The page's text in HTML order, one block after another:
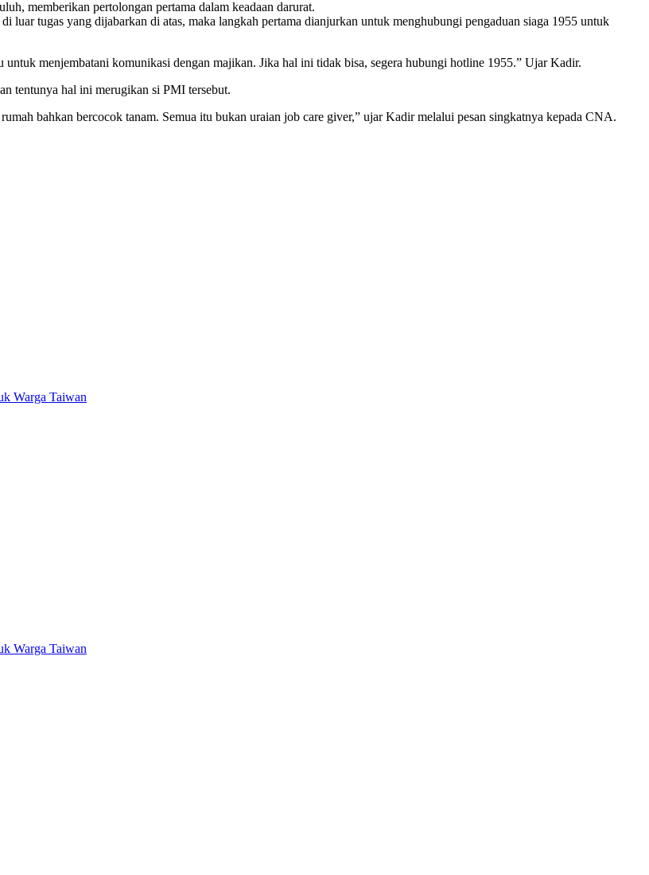
memberikan pertolongan pertama dalam keadaan darurat.
tugas yang dijabarkan di atas, maka langkah pertama dianjurkan untuk menghubungi pengaduan siaga 1955 untuk
menjembatani komunikasi dengan majikan. Jika hal ini tidak bisa, segera hubungi hotline 1955.” Ujar Kadir.
tentunya hal ini merugikan si PMI tersebut.
bahkan bercocok tanam. Semua itu bukan uraian job care giver,” ujar Kadir melalui pesan singkatnya kepada CNA.
Warga Taiwan
Warga Taiwan